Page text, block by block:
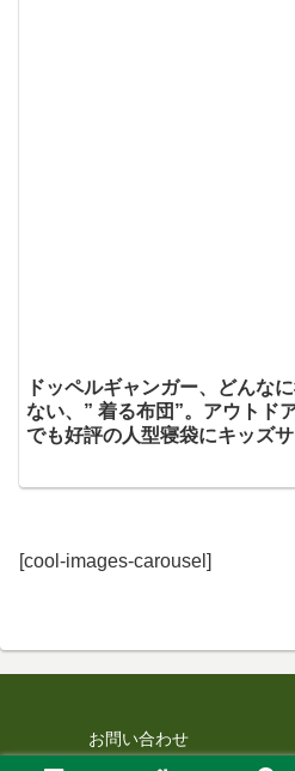
ドッペルギャンガー、どんな
ない、” 着る布団”。アウトド
でも好評の人型寝袋にキッズサ
[cool-images-carousel]
お問い合わせ